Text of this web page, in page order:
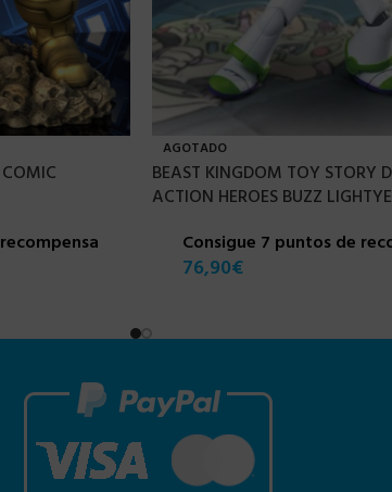
AGOTADO
BEAST KINGDOM TOY STORY
ACTION HEROES BUZZ
Consigue 7 puntos de
76,90€